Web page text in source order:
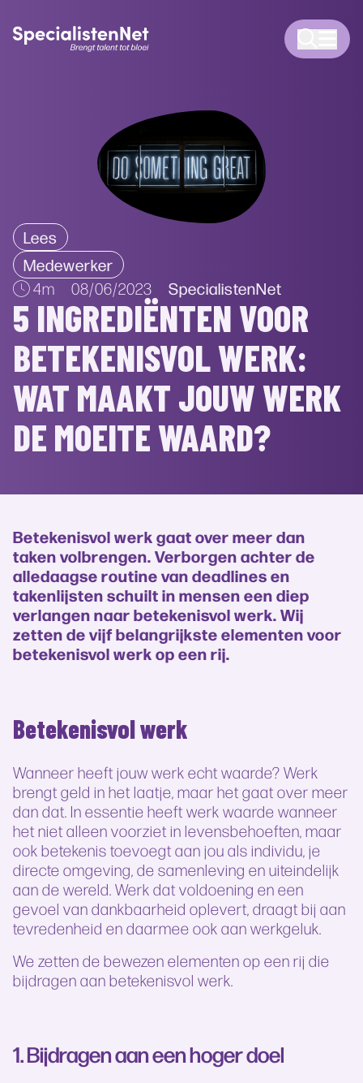
Lees
Medewerker
4m 08/06/2023 SpecialistenNet
5 INGREDIËNTEN VOOR
BETEKENISVOL WERK:
WAT MAAKT JOUW WERK
DE MOEITE WAARD?
Betekenisvol werk gaat over meer dan
taken volbrengen. Verborgen achter de
alledaagse routine van deadlines en
takenlijsten schuilt in mensen een diep
verlangen naar betekenisvol werk. Wij
zetten de vijf belangrijkste elementen voor
betekenisvol werk op een rij.
Betekenisvol werk
Wanneer heeft jouw werk echt waarde? Werk
brengt geld in het laatje, maar het gaat over meer
dan dat. In essentie heeft werk waarde wanneer
het niet alleen voorziet in levensbehoeften, maar
ook betekenis toevoegt aan jou als individu, je
directe omgeving, de samenleving en uiteindelijk
aan de wereld. Werk dat voldoening en een
gevoel van dankbaarheid oplevert, draagt bij aan
tevredenheid en daarmee ook aan werkgeluk.
We zetten de bewezen elementen op een rij die
bijdragen aan betekenisvol werk.
1.Bijdragen aan een hoger doel